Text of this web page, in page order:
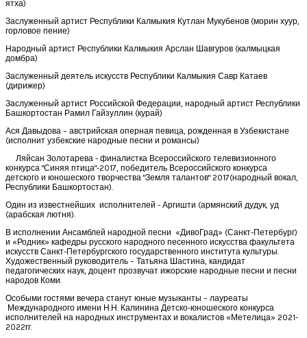
ятха)
Заслуженный артист Республики Калмыкия Кутлан Мукубенов (морин хуур,
горловое пение)
Народный артист Республики Калмыкия Арслан Шавгуров (калмыцкая
домбра)
Заслуженный деятель искусств Республики Калмыкия Савр Катаев
(дирижер)
Заслуженный артист Российской Федерации, народный артист Республики
Башкортостан Рамил Гайзуллин (курай)
Ася Давыдова – австрийская оперная певица, рожденная в Узбекистане
(исполнит узбекские народные песни и романсы)
Ляйсан Золотарева - финалистка Всероссийского телевизионного
конкурса "Синяя птица"-2017, победитель Всероссийского конкурса
детского и юношеского творчества "Земля талантов" 2017(народный вокал,
Республики Башкортостан).
Один из известнейших исполнителей - Аргишти (армянский дудук, уд
(арабская лютня).
В исполнении Ансамблей народной песни «ДивоГрад» (Санкт-Петербург)
и «Родник» кафедры русского народного песенного искусства факультета
искусств Санкт-Петербургского государственного института культуры.
Художественный руководитель – Татьяна Шастина, кандидат
педагогических наук, доцент прозвучат ижорские народные песни и песни
народов Коми.
Особыми гостями вечера станут юные музыканты – лауреаты
Международного имени Н.Н. Калинина Детско-юношеского конкурса
исполнителей на народных инструментах и вокалистов «Метелица» 2021-
2022гг.